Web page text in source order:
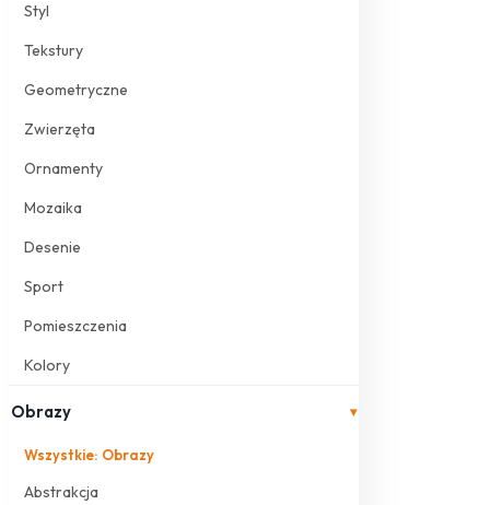
Styl
Tekstury
Geometryczne
Zwierzęta
Ornamenty
Mozaika
Desenie
Sport
Pomieszczenia
Kolory
Obrazy ▾
Wszystkie: Obrazy
Abstrakcja